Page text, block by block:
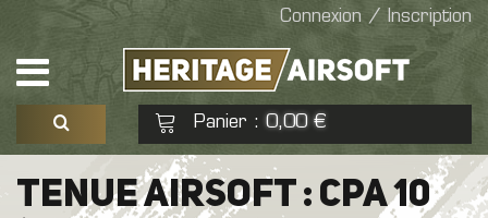
Connexion / Inscription
Panier : 0,00 €
Voir mon panier Commander
TENUE AIRSOFT : CPA 10